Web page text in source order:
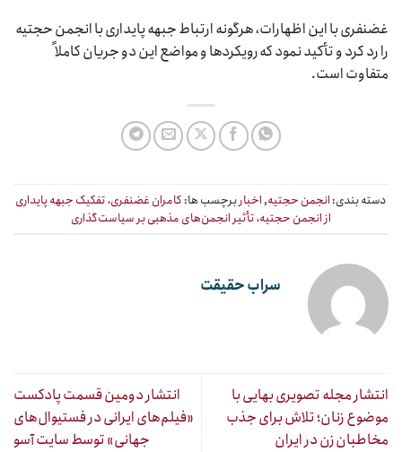
غضنفری با این اظهارات، هرگونه ارتباط جبهه پایداری با انجمن حجتیه
را رد کرد و تأکید نمود که رویکردها و مواضع این دو جریان کاملاً
متفاوت است.
دسته بندی: انجمن حجتیه, اخبار برچسب ها: کامران غضنفری، تفکیک جبهه پایداری
از انجمن حجتیه، تأثیر انجمن‌های مذهبی بر سیاست‌گذاری
سراب حقیقت
انتشار مجله تصویری بهایی با
موضوع زنان؛ تلاش برای جذب
مخاطبان زن در ایران
انتشار دومین قسمت پادکست
«فیلم‌های ایرانی در فستیوال‌های
جهانی» توسط سایت آسو